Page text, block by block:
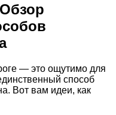
— это ощутимо для
способ
Вот вам идеи, как